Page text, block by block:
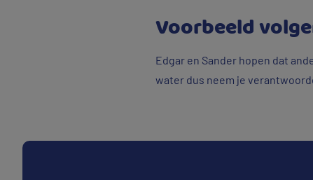
Voorbeeld
Edgar en Sander hopen dat
water dus neem je